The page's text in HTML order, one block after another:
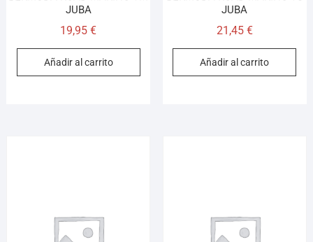
JUBA
19,95€
Añadir al carrito
JUBA
21,45 €
Añadir al carrito